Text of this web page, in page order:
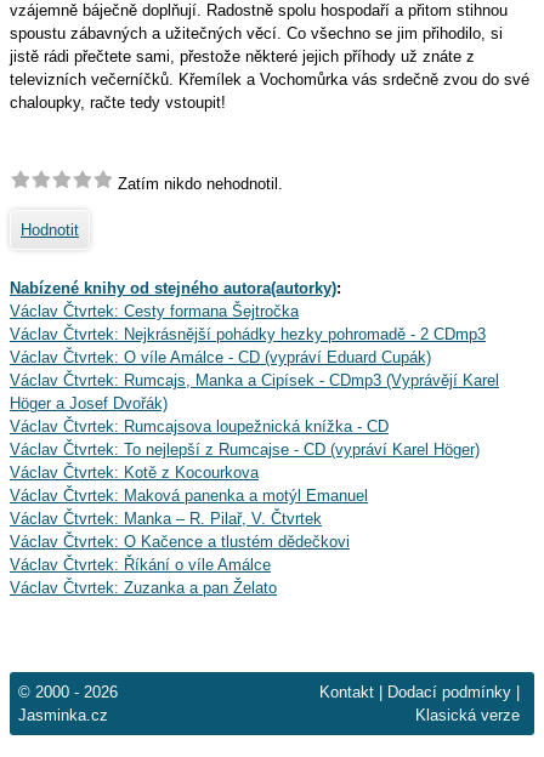
vzájemně báječně doplňují. Radostně spolu hospodaří a přitom stihnou
spoustu zábavných a užitečných věcí. Co všechno se jim přihodilo, si
jistě rádi přečtete sami, přestože některé jejich příhody už znáte z
televizních večerníčků. Křemílek a Vochomůrka vás srdečně zvou do své
chaloupky, račte tedy vstoupit!
Zatím nikdo nehodnotil.
Hodnotit
Nabízené knihy od stejného autora(autorky):
Václav Čtvrtek: Cesty formana Šejtročka
Václav Čtvrtek: Nejkrásnější pohádky hezky pohromadě - 2 CDmp3
Václav Čtvrtek: O víle Amálce - CD (vypráví Eduard Cupák)
Václav Čtvrtek: Rumcajs, Manka a Cipísek - CDmp3 (Vyprávějí Karel
Höger a Josef Dvořák)
Václav Čtvrtek: Rumcajsova loupežnická knížka - CD
Václav Čtvrtek: To nejlepší z Rumcajse - CD (vypráví Karel Höger)
Václav Čtvrtek: Kotě z Kocourkova
Václav Čtvrtek: Maková panenka a motýl Emanuel
Václav Čtvrtek: Manka – R. Pilař, V. Čtvrtek
Václav Čtvrtek: O Kačence a tlustém dědečkovi
Václav Čtvrtek: Říkání o víle Amálce
Václav Čtvrtek: Zuzanka a pan Želato
© 2000 - 2026
Jasminka.cz
Kontakt Dodací podmínky